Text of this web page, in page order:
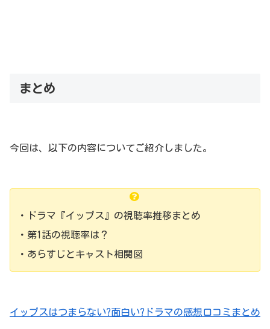
まとめ
今回は、以下の内容についてご紹介しました。
・ドラマ『イップス』の視聴率推移まとめ
・第1話の視聴率は？
・あらすじとキャスト相関図
イップスはつまらない?面白い?ドラマの感想口コミまとめ